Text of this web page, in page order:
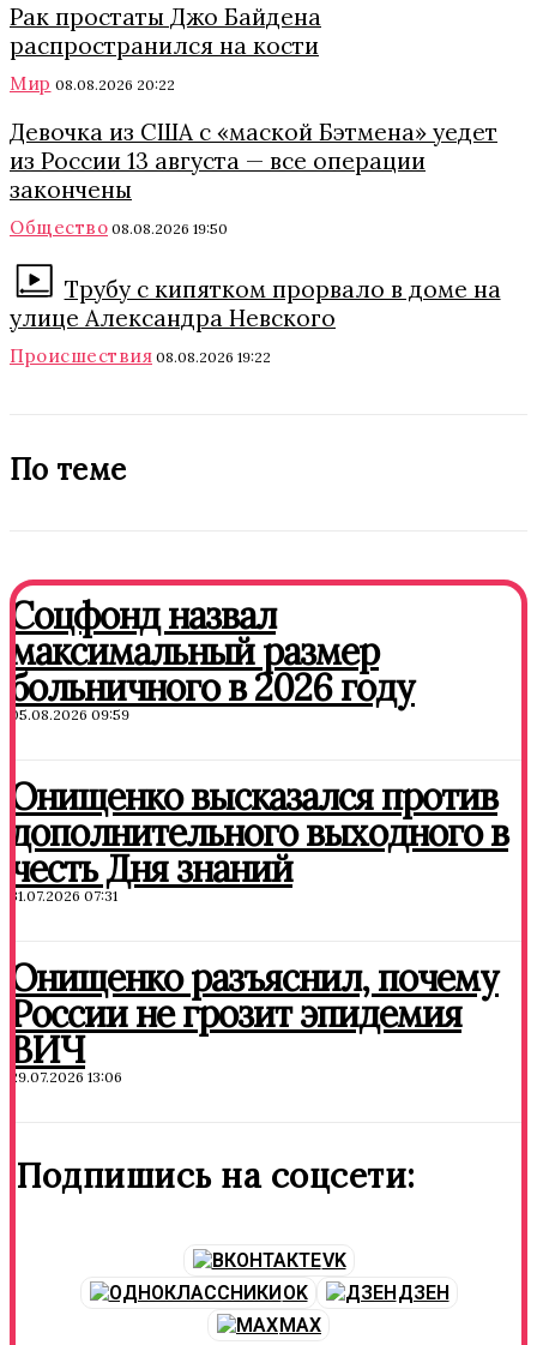
Рак простаты Джо Байдена
распространился на кости
Мир 08.08.2026 20:22
Девочка из США с «маской Бэтмена» уедет
из России 13 августа — все операции
закончены
Общество 08.08.2026 19:50
Трубу с кипятком прорвало в доме на
улице Александра Невского
Происшествия 08.08.2026 19:22
По теме
Соцфонд назвал
максимальный размер
больничного в 2026 году
05.08.2026 09:59
Онищенко высказался против
дополнительного выходного в
честь Дня знаний
31.07.2026 07:31
Онищенко разъяснил, почему
России не грозит эпидемия
ВИЧ
29.07.2026 13:06
Подпишись на соцсети:
VK
OK
ДЗЕН
MAX